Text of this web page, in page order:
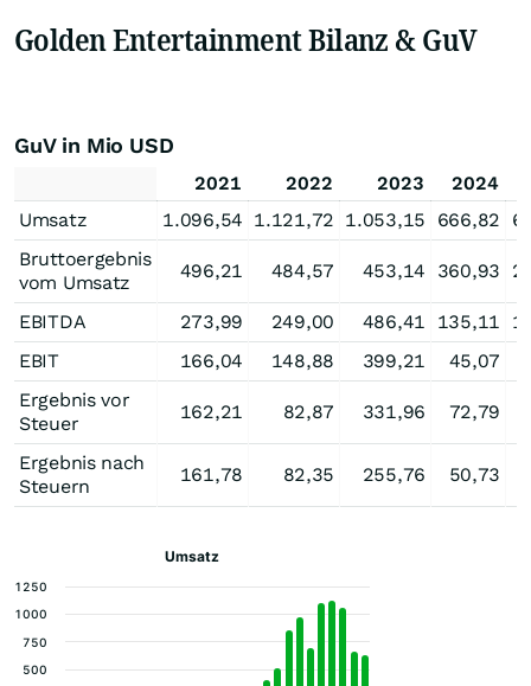
Golden Entertainment Bilanz & GuV
GuV in Mio USD
2021 2022 2023 2024
Umsatz
1.096,54 1.121,72 1.053,15 666,82
Bruttoergebnis
vom Umsatz
496,21 484,57 453,14 360,93
EBITDA 273,99 249,00 486,41 135,11
EBIT
166,04 148,88 399,21 45,07
Ergebnis vor
Steuer
162,21 82,87 331,96 72,79
Ergebnis nach
Steuern
161,78 82,35 255,76 50,73
Umsatz
500
750
1000
1250